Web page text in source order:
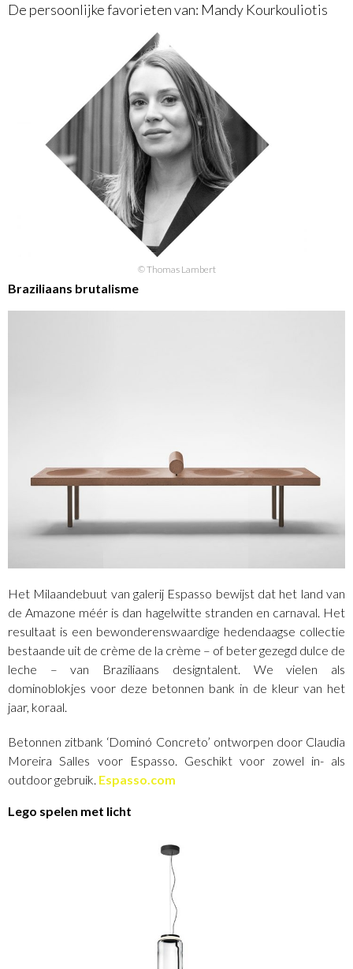
De persoonlijke favorieten van: Mandy Kourkouliotis
© Thomas Lambert
Braziliaans brutalisme
Het Milaandebuut van galerij Espasso bewijst dat het land van
de Amazone méér is dan hagelwitte stranden en carnaval. Het
resultaat is een bewonderenswaardige hedendaagse collectie
bestaande uit de crème de la crème – of beter gezegd dulce de
leche – van Braziliaans designtalent. We vielen als
dominoblokjes voor deze betonnen bank in de kleur van het
jaar, koraal.
Betonnen zitbank ‘Dominó Concreto’ ontworpen door Claudia
Moreira Salles voor Espasso. Geschikt voor zowel in- als
outdoor gebruik. Espasso.com
Lego spelen met licht